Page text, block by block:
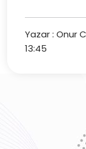
Yazar : Onur
13:45